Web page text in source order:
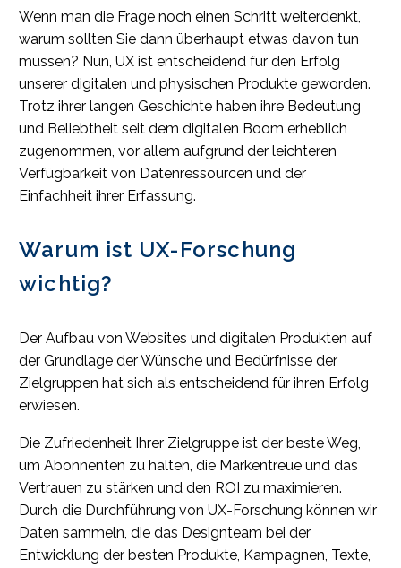
Wenn man die Frage noch einen Schritt weiterdenkt,
warum sollten Sie dann überhaupt etwas davon tun
müssen? Nun, UX ist entscheidend für den Erfolg
unserer digitalen und physischen Produkte geworden.
Trotz ihrer langen Geschichte haben ihre Bedeutung
und Beliebtheit seit dem digitalen Boom erheblich
zugenommen, vor allem aufgrund der leichteren
Verfügbarkeit von Datenressourcen und der
Einfachheit ihrer Erfassung.
Warum ist UX-Forschung
wichtig?
Der Aufbau von Websites und digitalen Produkten auf
der Grundlage der Wünsche und Bedürfnisse der
Zielgruppen hat sich als entscheidend für ihren Erfolg
erwiesen.
Die Zufriedenheit Ihrer Zielgruppe ist der beste Weg,
um Abonnenten zu halten, die Markentreue und das
Vertrauen zu stärken und den ROI zu maximieren.
Durch die Durchführung von UX-Forschung können wir
Daten sammeln, die das Designteam bei der
Entwicklung der besten Produkte, Kampagnen, Texte,